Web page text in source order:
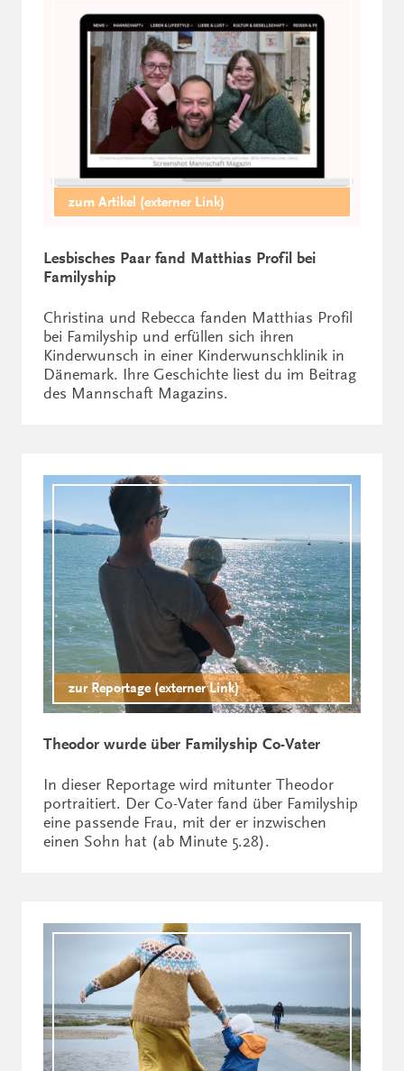
zum Artikel (externer Link)
Lesbisches Paar fand Matthias Profil bei
Familyship
Christina und Rebecca fanden Matthias Profil
bei Familyship und erfüllen sich ihren
Kinderwunsch in einer Kinderwunschklinik in
Dänemark. Ihre Geschichte liest du im Beitrag
des Mannschaft Magazins.
zur Reportage (externer Link)
Theodor wurde über Familyship Co-Vater
In dieser Reportage wird mitunter Theodor
portraitiert. Der Co-Vater fand über Familyship
eine passende Frau, mit der er inzwischen
einen Sohn hat (ab Minute 5.28).